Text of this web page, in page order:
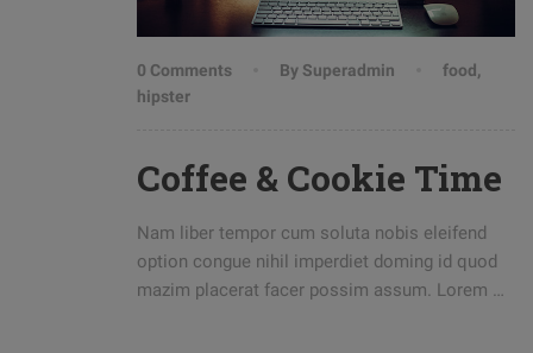
0 Comments By Superadmin food,
hipster
Coffee & Cookie Time
Nam liber tempor cum soluta nobis eleifend
option congue nihil imperdiet doming id quod
mazim placerat facer possim assum. Lorem …